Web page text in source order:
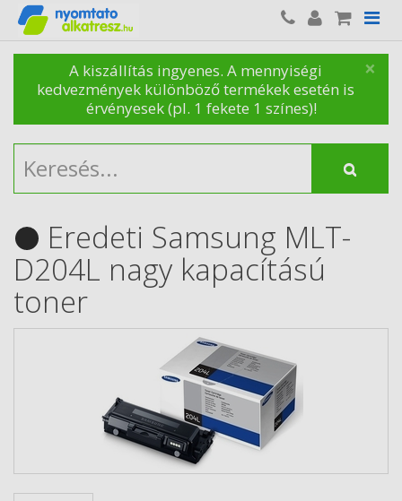
×
A kiszállítás ingyenes. A mennyiségi
kedvezmények különböző termékek esetén is
érvényesek (pl. 1 fekete 1 színes)!
Eredeti Samsung MLT-
D204L nagy kapacítású
toner